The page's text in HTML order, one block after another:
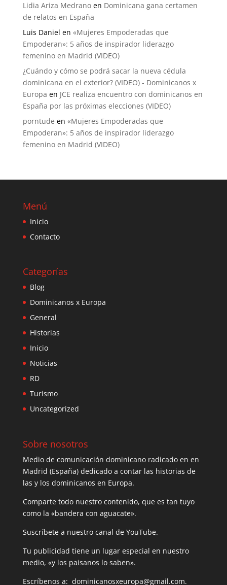
Lidia Ariza Medranoen Dominicana gana certamen
de relatos en España
Luis Daniel en «Mujeres Empoderadas que
Empoderan»: 5 años de inspirador liderazgo
femenino en Madrid (VIDEO)
¿Cuándo y cómo se podrá sacar la nueva cédula
dominicana en el exterior? (VIDEO) - Dominicanos x
Europa en JCE realiza encuentro con dominicanos en
España por las próximas elecciones (VIDEO)
porntude en «Mujeres Empoderadas que
Empoderan»: 5 años de inspirador liderazgo
femenino en Madrid (VIDEO)
Menú
Inicio
Contacto
Categorías
Blog
Dominicanos x Europa
General
Historias
Inicio
Noticias
RD
Turismo
Uncategorized
Sobre nosotros
Medio de comunicación dominicano radicado en en
Madrid (España) dedicado a contar las historias de
las y los dominicanos en Europa.
Comparte todo nuestro contenido, que es tan tuyo
como la «bandera con aguacate».
Suscríbete a nuestro canal de YouTube.
Tu publicidad tiene un lugar especial en nuestro
medio, «y los paisanos lo saben».
Escríbenos a: dominicanosxeuropa@gmail.com.